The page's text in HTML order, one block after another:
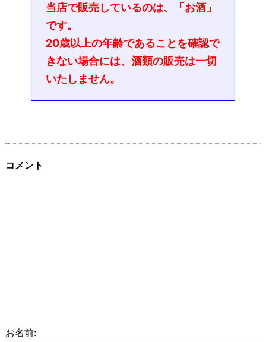
当店で販売しているのは、「お酒」
です。
20歳以上の年齢であることを確認で
きない場合には、酒類の販売は一切
いたしません。
コメント
お名前: